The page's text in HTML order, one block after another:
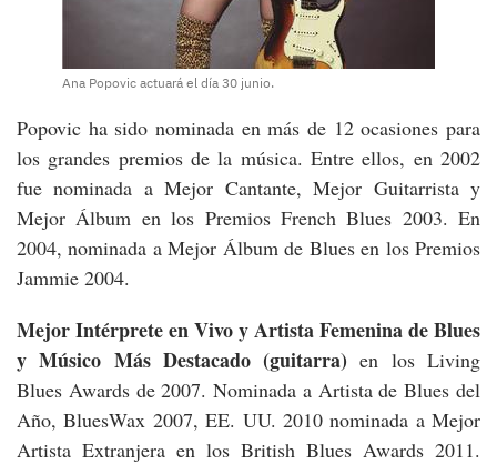
Ana Popovic actuará el día 30 junio.
Popovic ha sido nominada en más de 12 ocasiones para
los grandes premios de la música. Entre ellos, en 2002
fue nominada a Mejor Cantante, Mejor Guitarrista y
Mejor Álbum en los Premios French Blues 2003. En
2004, nominada a Mejor Álbum de Blues en los Premios
Jammie 2004.
Mejor Intérprete en Vivo y Artista Femenina de Blues
y Músico Más Destacado (guitarra) en los Living
Blues Awards de 2007. Nominada a Artista de Blues del
Año, BluesWax 2007, EE. UU. 2010 nominada a Mejor
Artista Extranjera en los British Blues Awards 2011.